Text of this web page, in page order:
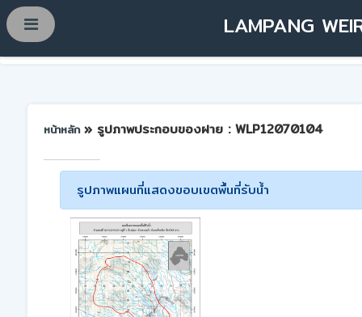
LAMPANG
หน้าหลัก » รูปภาพประกอบของฝาย : WLP12070104
รูปภาพแผนที่แสดงขอบเขตพื้นที่รับน้ำ